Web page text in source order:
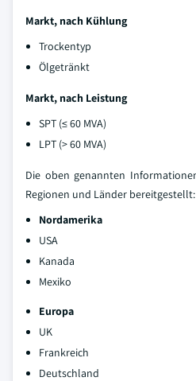
Markt, nach Kühlung
Trockentyp
Ölgetränkt
Markt, nach Leistung
SPT (≤ 60 MVA)
LPT (> 60 MVA)
Die oben genannten
Regionen und Länder bereitgestellt:
Nordamerika
USA
Kanada
Mexiko
Europa
UK
Frankreich
Deutschland